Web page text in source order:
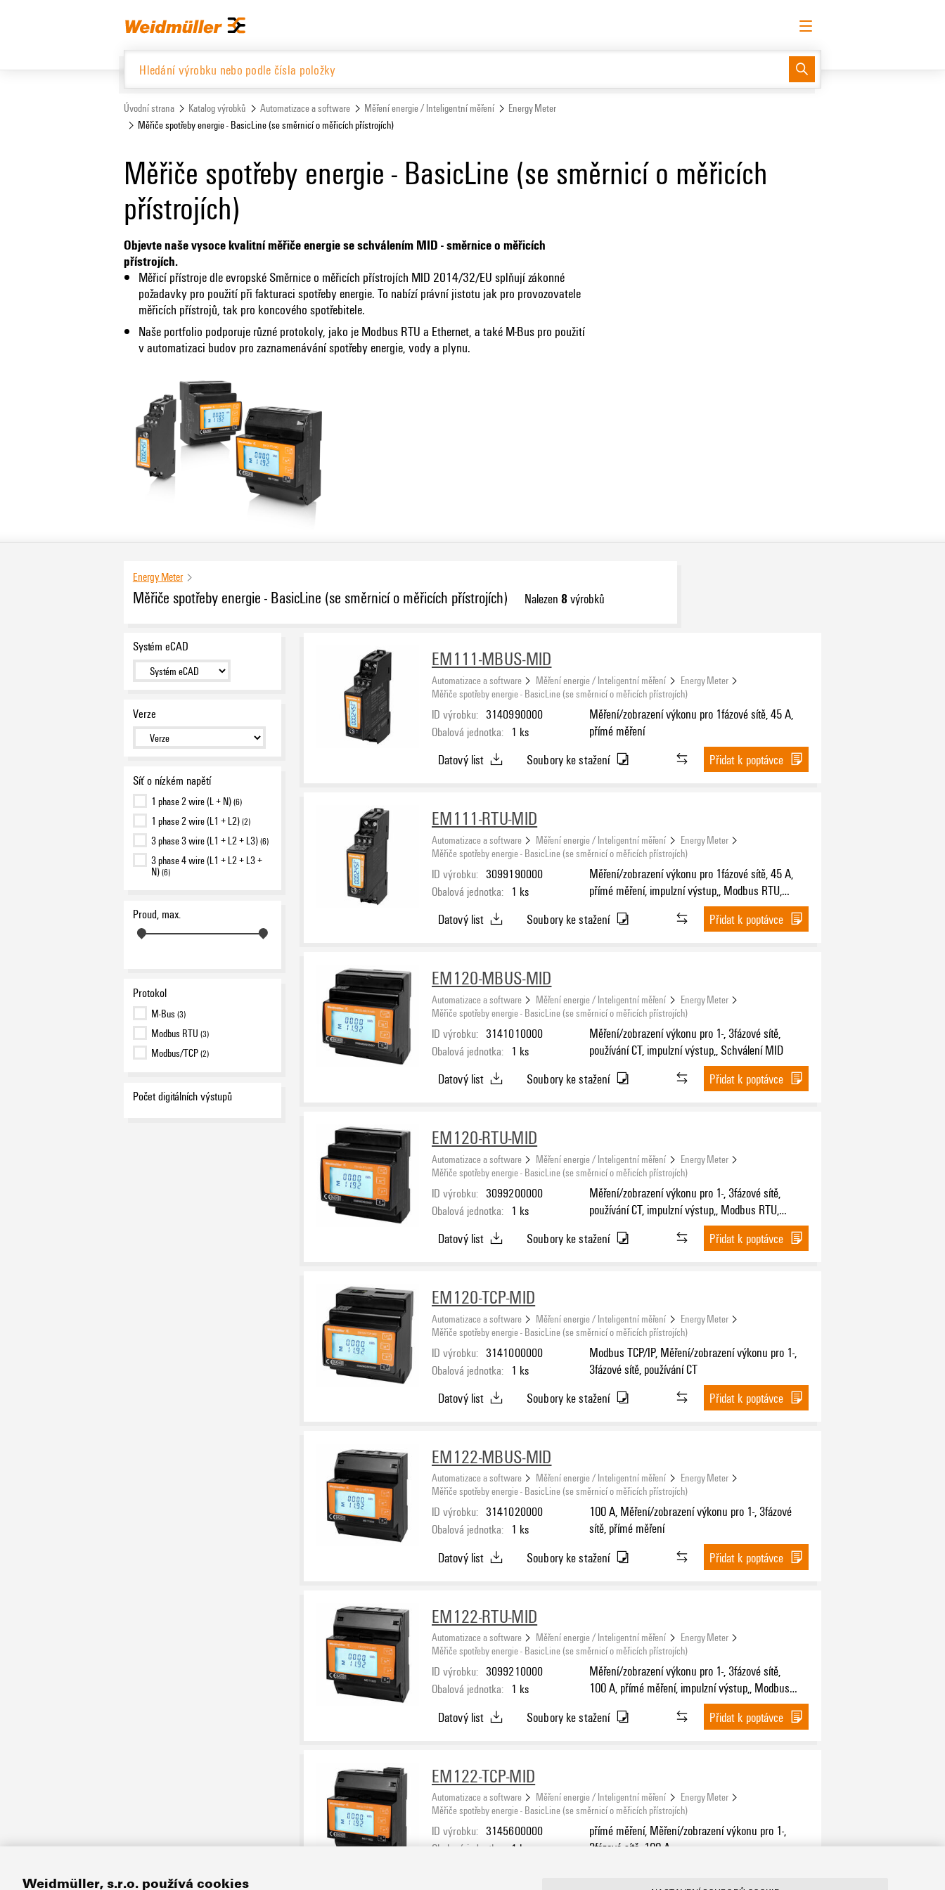
Přihlásit
Úvodní strana Katalog výrobků Automatizace a software Měření energie / Inteligentní měření
Energy Meter
Měřiče spotřeby energie - BasicLine (se směrnicí o měřicích přístrojích)
Měřiče spotřeby energie - BasicLine (se směrnicí o měřicích
přístrojích)
Objevte naše vysoce kvalitní měřiče energie se schválením MID - směrnice o měřicích
přístrojích.
Měřicí přístroje dle evropské Směrnice o měřicích přístrojích MID 2014/32/EU splňují zákonné
požadavky pro použití při fakturaci spotřeby energie. To nabízí právní jistotu jak pro provozovatele
měřicích přístrojů, tak pro koncového spotřebitele.
Naše portfolio podporuje různé protokoly, jako je Modbus RTU a Ethernet, a také M-Bus pro použití
v automatizaci budov pro zaznamenávání spotřeby energie, vody a plynu.
Energy Meter
Měřiče spotřeby energie - BasicLine (se směrnicí o měřicích přístrojích) Nalezen 8 výrobků
Systém eCAD
Verze
Síť o nízkém napětí
1 phase 2 wire (L + N)(6)
1 phase 2 wire (L1 + L2)(2)
3 phase 3 wire (L1 + L2 + L3)(6)
3 phase 4 wire (L1 + L2 + L3 +
N)(6)
Proud, max.
Protokol
M-Bus (3)
Modbus RTU (3)
Modbus/TCP(2)
Počet digitálních výstupů
EM111-MBUS-MID
Automatizace a software Měření energie / Inteligentní měření
Energy Meter
Měřiče spotřeby energie - BasicLine (se směrnicí o měřicích přístrojích)
ID výrobku: 3140990000
Obalová jednotka: 1 ks
Měření/zobrazení výkonu pro 1fázové sítě, 45 A,
přímé měření
Datový list Soubory ke stažení Přidat k poptávce
EM111-RTU-MID
Automatizace a software Měření energie / Inteligentní měření
Energy Meter
Měřiče spotřeby energie - BasicLine (se směrnicí o měřicích přístrojích)
ID výrobku: 3099190000
Obalová jednotka: 1 ks
Měření/zobrazení výkonu pro 1fázové sítě, 45 A,
přímé měření, impulzní výstup,, Modbus RTU,
Datový list Soubory ke stažení Přidat k poptávce
EM120-MBUS-MID
Automatizace a software Měření energie / Inteligentní měření
Energy Meter
Měřiče spotřeby energie - BasicLine (se směrnicí o měřicích přístrojích)
ID výrobku: 3141010000
Obalová jednotka: 1 ks
Měření/zobrazení výkonu pro 1-, 3fázové sítě,
používání CT, impulzní výstup,, Schválení MID
Datový list Soubory ke stažení Přidat k poptávce
EM120-RTU-MID
Automatizace a software Měření energie / Inteligentní měření
Energy Meter
Měřiče spotřeby energie - BasicLine (se směrnicí o měřicích přístrojích)
ID výrobku: 3099200000
Obalová jednotka: 1 ks
Měření/zobrazení výkonu pro 1-, 3fázové sítě,
používání CT, impulzní výstup,, Modbus RTU,
Datový list Soubory ke stažení Přidat k poptávce
EM120-TCP-MID
Automatizace a software Měření energie / Inteligentní měření
Energy Meter
Měřiče spotřeby energie - BasicLine (se směrnicí o měřicích přístrojích)
ID výrobku: 3141000000
Obalová jednotka: 1 ks
Modbus TCP/IP, Měření/zobrazení výkonu pro 1-,
3fázové sítě, používání CT
Datový list Soubory ke stažení Přidat k poptávce
EM122-MBUS-MID
Automatizace a software Měření energie / Inteligentní měření
Energy Meter
Měřiče spotřeby energie - BasicLine (se směrnicí o měřicích přístrojích)
ID výrobku: 3141020000
Obalová jednotka: 1 ks
100 A, Měření/zobrazení výkonu pro 1-, 3fázové
sítě, přímé měření
Datový list Soubory ke stažení Přidat k poptávce
EM122-RTU-MID
Automatizace a software Měření energie / Inteligentní měření
Energy Meter
Měřiče spotřeby energie - BasicLine (se směrnicí o měřicích přístrojích)
ID výrobku: 3099210000
Obalová jednotka: 1 ks
Měření/zobrazení výkonu pro 1-, 3fázové sítě,
100 A, přímé měření, impulzní výstup,, Modbus
Datový list Soubory ke stažení Přidat k poptávce
EM122-TCP-MID
Automatizace a software Měření energie / Inteligentní měření
Energy Meter
Měřiče spotřeby energie - BasicLine (se směrnicí o měřicích přístrojích)
ID výrobku: 3145600000
Obalová jednotka:
1 ks
přímé měření, Měření/zobrazení výkonu pro 1-,
3fázové sítě, 100 A
Weidmüller, s.r.o. používá cookies